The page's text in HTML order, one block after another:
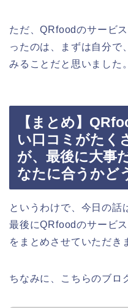
ただ、QRfoodのサービ
ったのは、まずは自分で
みることだと思いました。
【まとめ】
い口コミがたく
が、最後に大事
なたに合うかど
というわけで、今日の話
最後にQRfoodのサービ
をまとめさせていただき
ちなみに、こちらのブロ